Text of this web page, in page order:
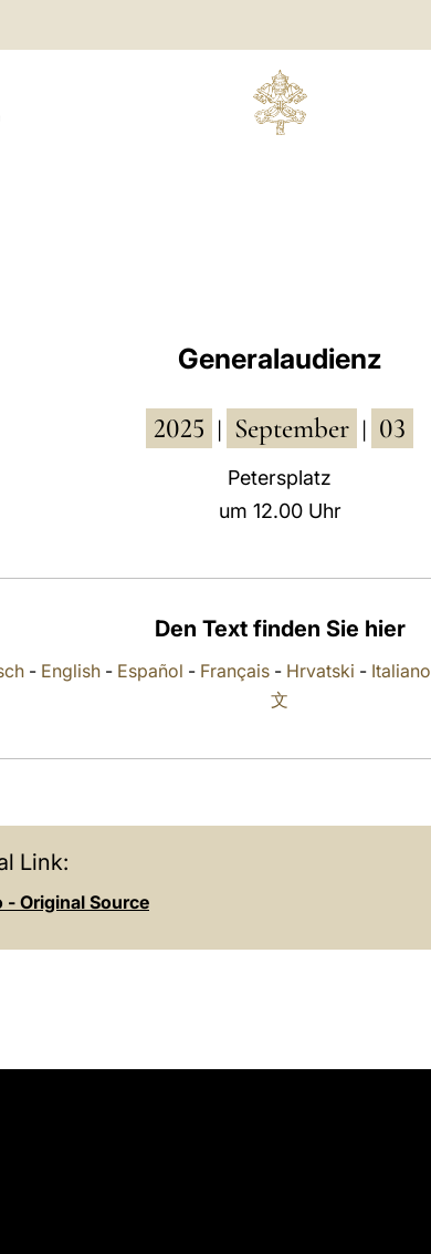
Generalaudienz
2025 September 03
Petersplatz
um 12.00 Uhr
Den Text finden Sie hier
- English - Español - Français - Hrvatski - Italiano
文
Link:
- Original Source